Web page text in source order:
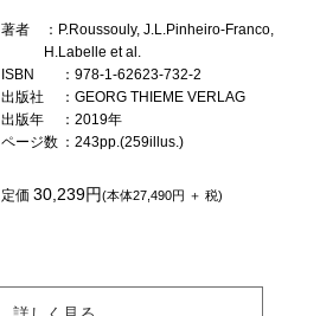
著者
：P.Roussouly, J.L.Pinheiro-Franco,
H.Labelle et al.
ISBN
：978-1-62623-732-2
出版社
：GEORG THIEME VERLAG
出版年
：2019年
ページ数 ：243pp.(259illus.)
定価30,239円(本体27,490円 ＋ 税)